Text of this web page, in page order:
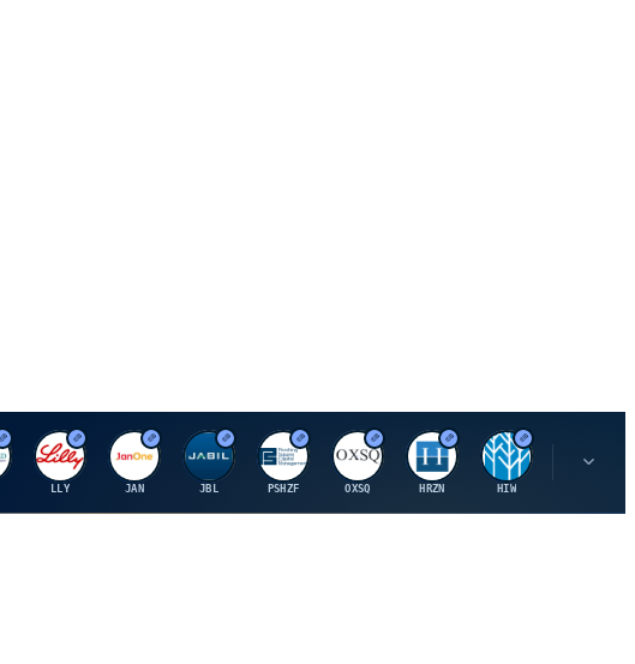
E
LLY
J
JAN
J
JBL
P
PSHZF
O
OXSQ
H
HRZN
H
HIW
U